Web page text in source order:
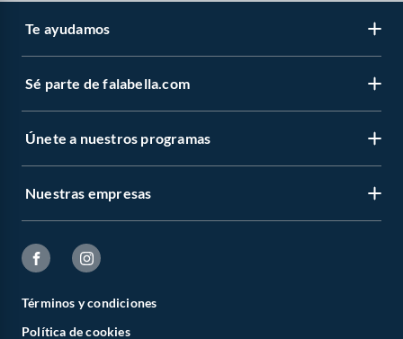
Te ayudamos
Sé parte de falabella.com
Únete a nuestros programas
Nuestras empresas
Términos y condiciones
Política de cookies